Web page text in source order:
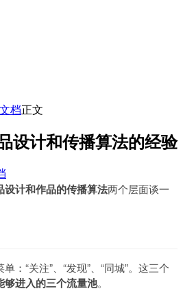
档正文
设计和传播算法的经验
设计和作品的传播算法两个层面谈一
：“关注”、“发现”、“同城”。这三个
够进入的三个流量池。